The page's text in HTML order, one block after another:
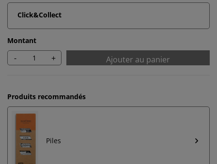
Click&Collect
Montant
- + Ajouter au panier
Produits recommandés
Piles